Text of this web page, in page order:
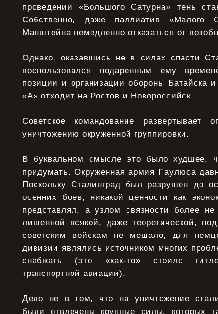
проведении «Большого Сатурна» тень
Собственно, даже паллиатив «Малого
Манштейна немедленно отказаться от
Однако, оказавшись не в силах спасти
воспользовался подаренным ему
позиции и организации обороны Батайска
«А» отходит на Ростов и Новороссийск.
Советское командование развертывает
уничтожению окруженной группировки.
В буквальном смысле это было худшее,
придумать. Окруженная армия Паулюса
Поскольку Сталинград был разрушен до
осенних боев, никакой ценности как
представлял, а узлом связности более
лишенной всякой, даже теоретической,
советским войскам не мешало, для
дивизии являлись источником многих
снабжать (это «как-то» стоило
транспортной авиации).
Дело не в том, что на уничтожение
были отвлечены крупные силы, которых